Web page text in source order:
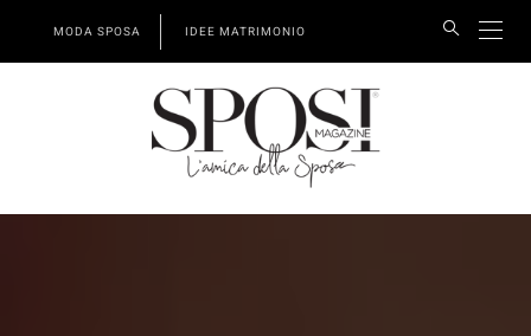
MODA SPOSA IDEE MATRIMONIO